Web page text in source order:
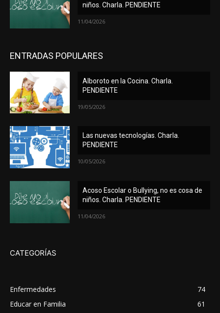
niños. Charla. PENDIENTE
11/04/2026
ENTRADAS POPULARES
Alboroto en la Cocina. Charla.
PENDIENTE
19/05/2026
Las nuevas tecnologías. Charla.
PENDIENTE
10/05/2026
Acoso Escolar o Bullying, no es cosa de
niños. Charla. PENDIENTE
11/04/2026
CATEGORÍAS
Enfermedades
74
Educar en Familia
61